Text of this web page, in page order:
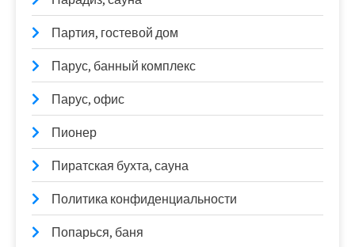
Партия, гостевой дом
Парус, банный комплекс
Парус, офис
Пионер
Пиратская бухта, сауна
Политика конфиденциальности
Попарься, баня